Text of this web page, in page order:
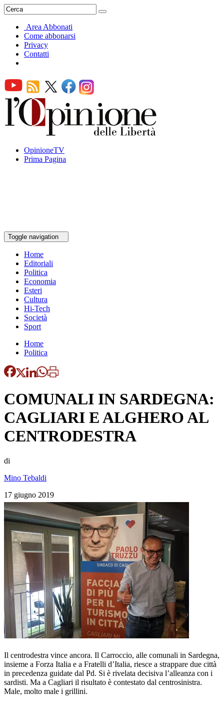
Area Abbonati
Come abbonarsi
Privacy
Contatti
OpinioneTV
Prima Pagina
Toggle navigation
Home
Editoriali
Politica
Economia
Esteri
Cultura
Hi-Tech
Società
Sport
Home
Politica
COMUNALI IN SARDEGNA:
CAGLIARI E ALGHERO AL
CENTRODESTRA
di
Mino Tebaldi
17 giugno 2019
Il centrodestra vince ancora. Il Carroccio, alle comunali in Sardegna,
insieme a Forza Italia e a Fratelli d’Italia, riesce a strappare due città
in precedenza guidate dal Pd. Si è rivelata decisiva l’alleanza con i
sardisti. Ma a Cagliari il risultato è contestato dal centrosinistra.
Male, molto male i grillini.